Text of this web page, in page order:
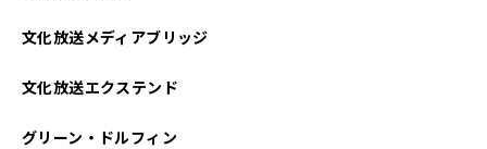
文化放送メディアブリッジ
文化放送エクステンド
グリーン・ドルフィン